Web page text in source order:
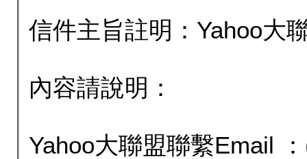
信件主旨註明：Yahoo大
內容請說明：
Yahoo大聯盟聯繫Email